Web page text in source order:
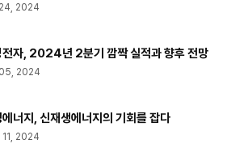
2024
전자, 2024년 2분기 깜짝 실적과 향후 전망
2024
에너지, 신재생에너지의 기회를 잡다
11, 2024